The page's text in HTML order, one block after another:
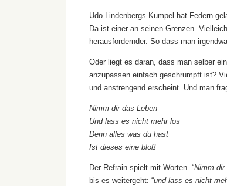
Udo Lindenbergs Kumpel hat Federn
Da ist einer an seinen Grenzen.
herausfordernder. So dass man
Oder liegt es daran, dass man selber
anzupassen einfach geschrumpft ist?
und anstrengend erscheint. Und man
Nimm dir das Leben
Und lass es nicht mehr los
Denn alles was du hast
Ist dieses eine bloß
Der Refrain spielt mit Worten. “Nimm dir
bis es weitergeht: “und lass es nicht